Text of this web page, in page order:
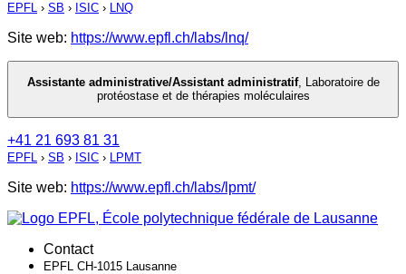
EPFL › SB › ISIC › LNQ
Site web: https://www.epfl.ch/labs/lnq/
Assistante administrative/Assistant administratif, Laboratoire de
protéostase et de thérapies moléculaires
+41 21 693 81 31
EPFL › SB › ISIC › LPMT
Site web: https://www.epfl.ch/labs/lpmt/
Contact
EPFL CH-1015 Lausanne